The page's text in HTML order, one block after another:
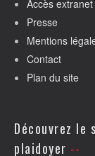
Accès extranet
Presse
Mentions
Contact
Plan du site
Découvrez le
plaidoyer